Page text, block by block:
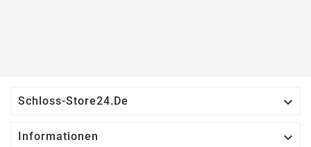
Schloss-Store24.de 
Informationen 